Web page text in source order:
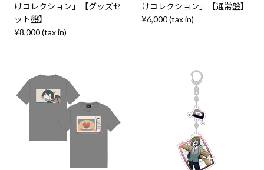
けコレクション」【グッズセ
ット盤】
¥8,000 (tax in)
けコレクション」【通常盤】
¥6,000 (tax in)